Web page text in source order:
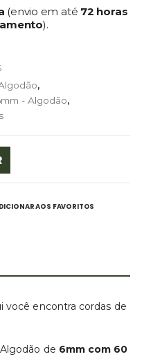
(envio em até 72 horas
).
,
- Algodão,
AOS FAVORITOS
você encontra cordas de
de 6mm com 60